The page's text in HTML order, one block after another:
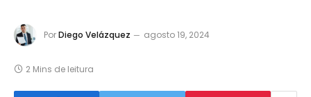
PorDiego Velázquez agosto 19, 2024
2 Mins de leitura